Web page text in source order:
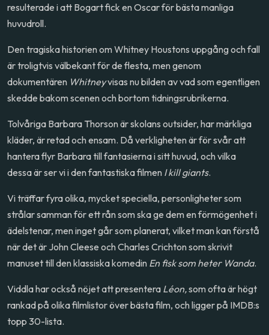
resulterade i att Bogart fick en Oscar för bästa manliga
huvudroll.
Den tragiska historien om Whitney Houstons uppgång och fall
är troligtvis välbekant för de flesta, men genom
dokumentären Whitneyvisas nu bilden av vad som egentligen
skedde bakom scenen och bortom tidningsrubrikerna.
Tolvåriga Barbara Thorson är skolans outsider, har märkliga
kläder, är retad och ensam. Då verkligheten är för svår att
hantera flyr Barbara till fantasierna i sitt huvud, och vilka
dessa är ser vi i den fantastiska filmen I kill giants.
Vi träffar fyra olika, mycket speciella, personligheter som
strålar samman för ett rån som ska ge dem en förmögenhet i
ädelstenar, men inget går som planerat, vilket man kan förstå
när det är John Cleese och Charles Crichton som skrivit
manuset till den klassiska komedin En fisk som heter Wanda.
Viddla har också nöjet att presentera Léon,som ofta är högt
rankad på olika filmlistor över bästa film, och ligger på IMDB:s
topp 30-lista.